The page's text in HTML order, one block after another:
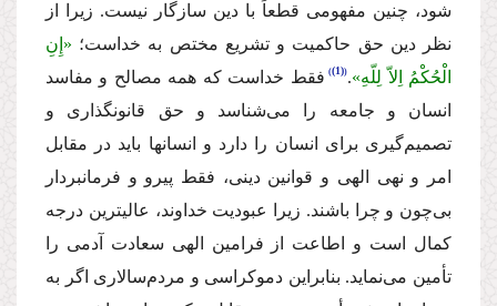
شود، چنین مفهومى قطعاً با دین سازگار نیست. زیرا از
نظر دین حق حاكمیت و تشریع مختص به خداست؛ «إِنِ
الْحُكْمُ اِلاّ لِلّهِ».
(1)
فقط خداست كه همه مصالح و مفاسد
انسان و جامعه را مى‌شناسد و حق قانونگذارى و
تصمیم‌گیرى براى انسان را دارد و انسانها باید در مقابل
امر و نهى الهى و قوانین دینى، فقط پیرو و فرمانبردار
بى‌چون و چرا باشند. زیرا عبودیت خداوند، عالیترین درجه
كمال است و اطاعت از فرامین الهى سعادت آدمى را
تأمین مى‌نماید. بنابراین دموكراسى و مردم‌سالارى اگر به